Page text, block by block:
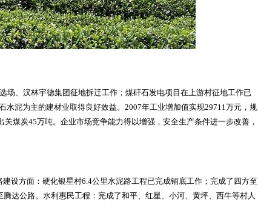
场、汉林宇德集团征地拆迁工作；煤矸石发电项目在上游村征地工作已
泥为主的建材业取得良好效益。2007年工业增加值实现29711万元，规
煤炭45万吨。企业市场竞争能力得以增强，安全生产条件进一步改善，
设方面：硬化银星村6.4公里水泥路工程已完成铺底工作；完成了四方至
达公路。水利惠民工程：完成了和平、红星、小河、黄坪、西牛等村人